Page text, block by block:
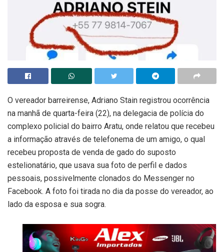
O vereador barreirense, Adriano Stain registrou ocorrência
na manhã de quarta-feira (22), na delegacia de polícia do
complexo policial do bairro Aratu, onde relatou que recebeu
a informação através de telefonema de um amigo, o qual
recebeu proposta de venda de gado do suposto
estelionatário, que usava sua foto de perfil e dados
pessoais, possivelmente clonados do Messenger no
Facebook. A foto foi tirada no dia da posse do vereador, ao
lado da esposa e sua sogra.